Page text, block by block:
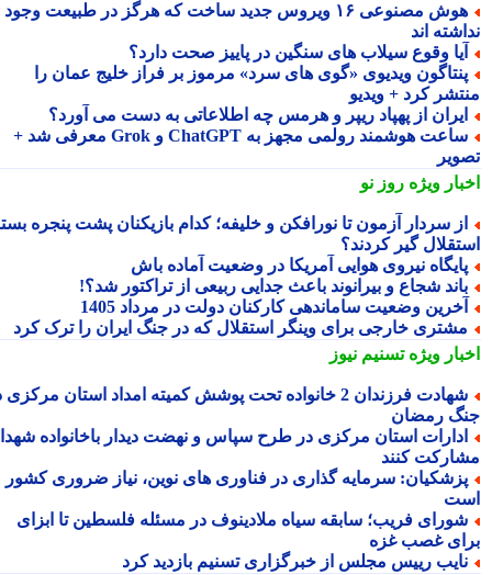
هوش مصنوعی ۱۶ ویروس جدید ساخت که هرگز در طبیعت وجود
اند
وقوع سیلاب های سنگین در پاییز صحت دارد؟
ویدیوی «گوی های سرد» مرموز بر فراز خلیج عمان را
کرد + ویدیو
از پهپاد ریپر و هرمس چه اطلاعاتی به دست می آورد؟
ساعت هوشمند رولمی مجهز به ChatGPT و Grok معرفی شد +
ویژهروز نو
سردار آزمون تا نورافکن و خلیفه؛ کدام بازیکنان پشت پنجره بسته
گیر کردند؟
نیروی هوایی آمریکا در وضعیت آماده باش
شجاع و بیرانوند باعث جدایی ربیعی از تراکتور شد؟!
وضعیت ساماندهی کارکنان دولت در مرداد 1405
خارجی برای وینگر استقلال که در جنگ ایران را ترک کرد
ویژهتسنیم نیوز
شهادت فرزندان 2 خانواده تحت پوشش کمیته امداد استان مرکزی در
رمضان
استان مرکزی در طرح سپاس و نهضت دیدار باخانواده شهدا
کنند
سرمایه گذاری در فناوری های نوین، نیاز ضروری کشور
فریب؛ سابقه سیاه ملادینوف در مسئله فلسطین تا ابزای
غصب غزه
رییس مجلس از خبرگزاری تسنیم بازدید کرد